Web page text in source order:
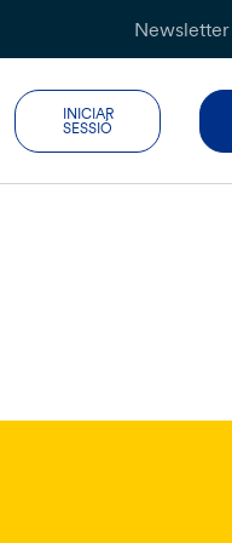
Newsletter
INICIAR
SESSIÓ